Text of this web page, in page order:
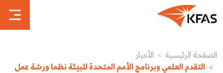
الصفحة الرئيسية
الأخبار
التقدم العلمي وبرنامج الأمم المتحدة للبيئة نظما ورشة عمل